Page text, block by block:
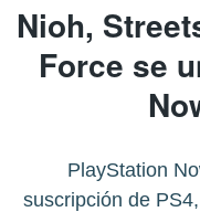
Nioh,
Force se
PlayStation
suscripción de